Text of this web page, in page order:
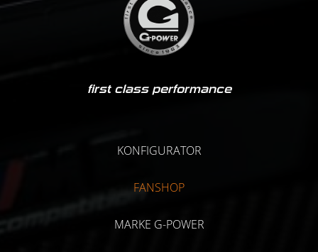
first class performance
KONFIGURATOR
FANSHOP
MARKE G-POWER